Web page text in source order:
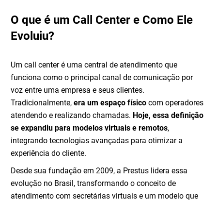
O que é um Call Center e Como Ele
Evoluiu?
Um call center é uma central de atendimento que
funciona como o principal canal de comunicação por
voz entre uma empresa e seus clientes.
Tradicionalmente,era um espaço físico com operadores
atendendo e realizando chamadas. Hoje, essa definição
se expandiu para modelos virtuais e remotos,
integrando tecnologias avançadas para otimizar a
experiência do cliente.
Desde sua fundação em 2009, a Prestus lidera essa
evolução no Brasil, transformando o conceito de
atendimento com secretárias virtuais e um modelo que